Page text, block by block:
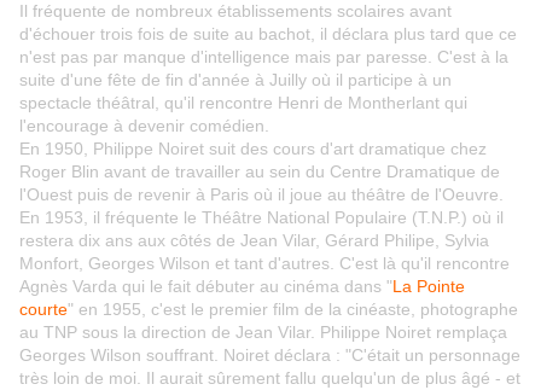
Il fréquente de nombreux établissements scolaires avant
d'échouer trois fois de suite au bachot, il déclara plus tard que ce
n'est pas par manque d'intelligence mais par paresse. C'est à la
suite d'une fête de fin d'année à Juilly où il participe à un
spectacle théâtral, qu'il rencontre Henri de Montherlant qui
l'encourage à devenir comédien.
En 1950, Philippe Noiret suit des cours d'art dramatique chez
Roger Blin avant de travailler au sein du Centre Dramatique de
l'Ouest puis de revenir à Paris où il joue au théâtre de l'Oeuvre.
En 1953, il fréquente le Théâtre National Populaire (T.N.P.) où il
restera dix ans aux côtés de Jean Vilar, Gérard Philipe, Sylvia
Monfort, Georges Wilson et tant d'autres. C'est là qu'il rencontre
Agnès Varda qui le fait débuter au cinéma dans "La Pointe
courte" en 1955, c'est le premier film de la cinéaste, photographe
au TNP sous la direction de Jean Vilar. Philippe Noiret remplaça
Georges Wilson souffrant. Noiret déclara : "C'était un personnage
très loin de moi. Il aurait sûrement fallu quelqu'un de plus âgé - et